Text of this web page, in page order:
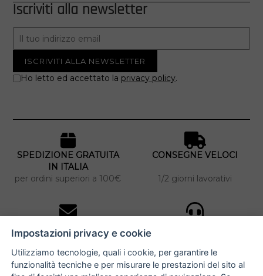
Iscriviti alla newsletter
Ho letto ed accettato la privacy policy.
SPEDIZIONE GRATUITA
IN ITALIA
per ordini superiori a 100€
CONSEGNE VELOCI
1/2 giorni lavorativi
iscriviti alla newsletter
per tutti gli ordini
Impostazioni privacy e cookie
Utilizziamo tecnologie, quali i cookie, per garantire le
funzionalità tecniche e per misurare le prestazioni del sito al